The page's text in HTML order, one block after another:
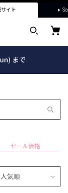
イト
セール価格
人気順